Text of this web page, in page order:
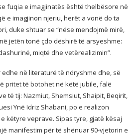
fuqia e imagjinatës është thelbësore në
e imagjinon njeriu, herët a vonë do ta
duke shtuar se “nëse mendojmë mirë,
jetën tonë çdo dëshirë të arsyeshme:
miqtë dhe vetërealizimin”.
në literaturë të ndryshme dhe, së
pritet të botohet në këtë jubile, falë
të tij: Nazmiut, Shemsiut, Shaipit, Beqirit,
Ynë Idriz Shabani, po e realizon
këtyre veprave. Sipas tyre, gjatë kësaj
manifestim për të shënuar 90-vjetorin e